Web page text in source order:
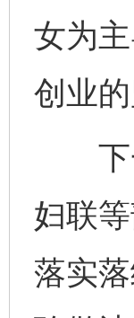
女为
创业
下一
妇联
落实